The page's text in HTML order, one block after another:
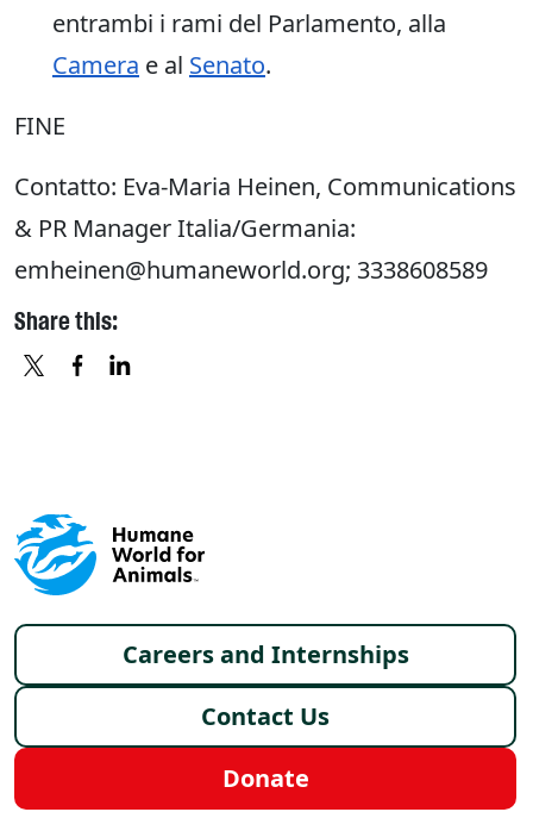
entrambi i rami del Parlamento, alla
Camera e al Senato.
FINE
Contatto: Eva-Maria Heinen, Communications
& PR Manager Italia/Germania:
emheinen@humaneworld.org; 3338608589
Share this:
Footer menu
Careers and Internships
Contact Us
Donate